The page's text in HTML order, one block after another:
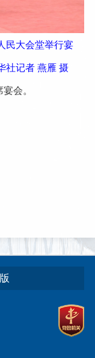
民大会堂举行宴
社记者 燕雁 摄
会。